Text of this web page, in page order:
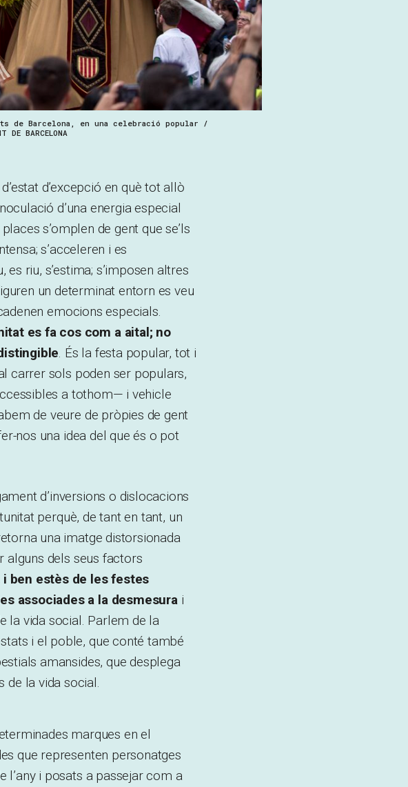
de Barcelona, en una celebració popular /
DE BARCELONA
d’excepció en què tot allò
d’una energia especial
s’omplen de gent que se’ls
s’acceleren i es
riu, s’estima; s’imposen altres
un determinat entorn es veu
emocions especials.
es fa cos com a aital; no
. És la festa popular, tot i
carrer sols poden ser populars,
a tothom— i vehicle
de veure de pròpies de gent
nos una idea del que és o pot
d’inversions o dislocacions
perquè, de tant en tant, un
una imatge distorsionada
alguns dels seus factors
ben estès de les festes
associades a la desmesurai
la vida social. Parlem de la
i el poble, que conté també
amansides, que desplega
de la vida social.
marques en el
que representen personatges
l’any i posats a passejar com a